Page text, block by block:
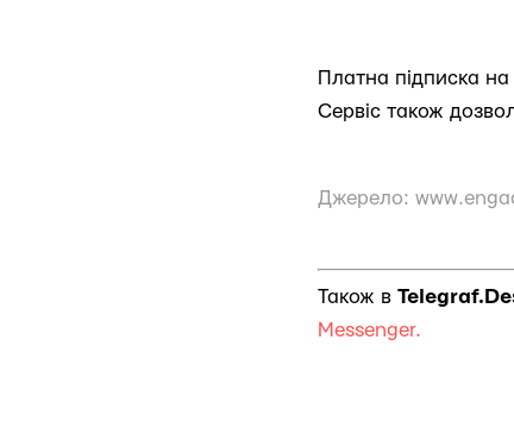
Платна підписка
Сервіс також
Джерело:
Також в
Messenger.